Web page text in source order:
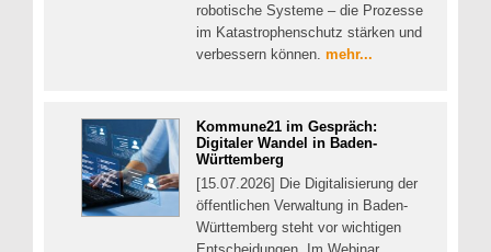
robotische Systeme – die Prozesse
im Katastrophenschutz stärken und
verbessern können. mehr...
Kommune21 im Gespräch:
Digitaler Wandel in Baden-
Württemberg
[15.07.2026] Die Digitalisierung der
öffentlichen Verwaltung in Baden-
Württemberg steht vor wichtigen